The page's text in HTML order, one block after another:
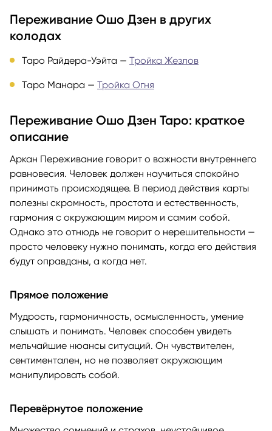
Переживание Ошо Дзен в других
колодах
Таро Райдера-Уэйта — Тройка Жезлов
Таро Манара — Тройка Огня
Переживание Ошо Дзен Таро: краткое
описание
Аркан Переживание говорит о важности внутреннего
равновесия. Человек должен научиться спокойно
принимать происходящее. В период действия карты
полезны скромность, простота и естественность,
гармония с окружающим миром и самим собой.
Однако это отнюдь не говорит о нерешительности —
просто человеку нужно понимать, когда его действия
будут оправданы, а когда нет.
Прямое положение
Мудрость, гармоничность, осмысленность, умение
слышать и понимать. Человек способен увидеть
мельчайшие нюансы ситуаций. Он чувствителен,
сентиментален, но не позволяет окружающим
манипулировать собой.
Перевёрнутое положение